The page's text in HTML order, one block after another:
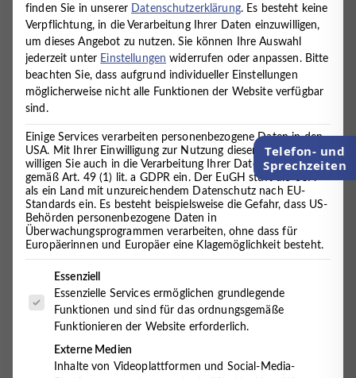
persönlichen Merkmalen. Sie dient vorrangig der
Unterstützung bei der Diagnosestellung und ist ein fester
Bestandteil der multimodalen fachärztlichen und
therapeutischen Behandlung in unserem MVZ. Darüber
hinaus ermöglicht die psychologische Diagnostik die
Beurteilung des Verlaufs einer Erkrankung. Durch eine
Erhebung zu Beginn und eine erneute Diagnostik im
Belastungen präzise nachvollzogen werden.
Wer braucht psychologische
Diagnostik?
Im MVZ Timmermann und Partner erhalten in der Regel alle
psychologische Diagnostik.
Bei Erwachsenen erfolgt sie nach individuellem Bedarf und
wird durchgeführt, wenn unsere behandelnden Ärztinnen
und Ärzte dies als fachlich notwendig erachten.
Telefon- und
Sprechzeiten
finden Sie in unserer Datenschutzerklärung. Es besteht keine
Verpflichtung, in die Verarbeitung Ihrer Daten einzuwilligen,
um dieses Angebot zu nutzen. Sie können Ihre Auswahl
jederzeit unter Einstellungen widerrufen oder anpassen. Bitte
beachten Sie, dass aufgrund individueller Einstellungen
möglicherweise nicht alle Funktionen der Website verfügbar
sind.
Einige Services verarbeiten personenbezogene Daten in den
USA. Mit Ihrer Einwilligung zur Nutzung dieser Services
willigen Sie auch in die Verarbeitung Ihrer Daten in den USA
gemäß Art. 49 (1) lit. a GDPR ein. Der EuGH stuft die USA
als ein Land mit unzureichendem Datenschutz nach EU-
Standards ein. Es besteht beispielsweise die Gefahr, dass US-
Behörden personenbezogene Daten in
Überwachungsprogrammen verarbeiten, ohne dass für
Europäerinnen und Europäer eine Klagemöglichkeit besteht.
Es folgt eine Liste der Service-Gruppen, für die eine Einwilligung
Essenziell
Essenzielle Services ermöglichen grundlegende
Funktionen und sind für das ordnungsgemäße
Funktionieren der Website erforderlich.
Externe Medien
Inhalte von Videoplattformen und Social-Media-